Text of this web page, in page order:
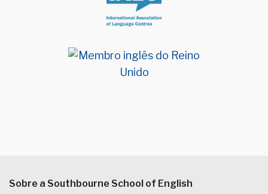
Sobre a Southbourne School of English